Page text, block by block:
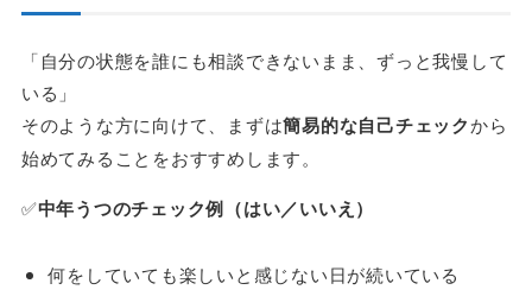
「自分の状態を誰にも相談できないまま、ずっと我慢して
いる」
そのような方に向けて、まずは簡易的な自己チェックから
始めてみることをおすすめします。
✅中年うつのチェック例（はい／いいえ）
何をしていても楽しいと感じない日が続いている